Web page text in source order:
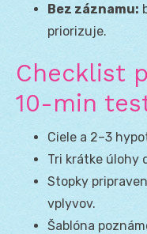
Bez záznamu:
priorizuje.
Checklist
10-min
Ciele a 2–3
Tri krátke úlohy
Stopky
vplyvov.
Šablóna